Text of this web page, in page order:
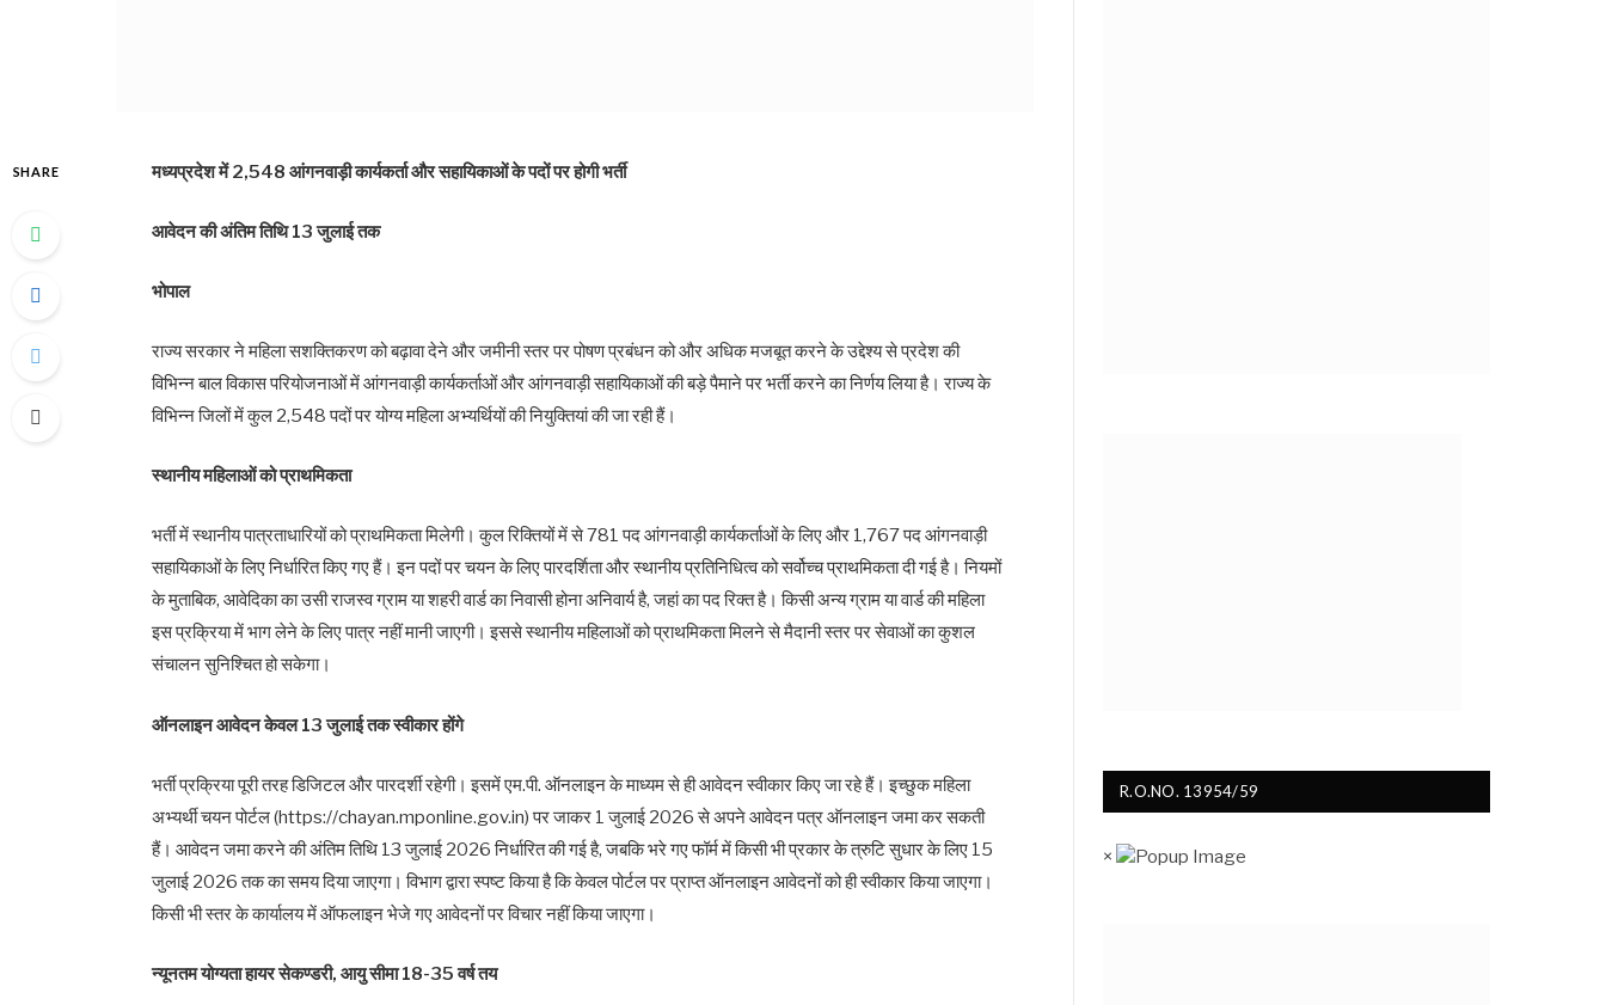
SHARE मध्यप्रदेश में 2,548 आंगनवाड़ी कार्यकर्ता और सहायिकाओं के पदों पर होगी भर्ती
आवेदन की अंतिम तिथि 13 जुलाई तक
भोपाल
राज्य सरकार ने महिला सशक्तिकरण को बढ़ावा देने और जमीनी स्तर पर पोषण प्रबंधन को और अधिक मजबूत करने के उद्देश्य से प्रदेश की
विभिन्न बाल विकास परियोजनाओं में आंगनवाड़ी कार्यकर्ताओं और आंगनवाड़ी सहायिकाओं की बड़े पैमाने पर भर्ती करने का निर्णय लिया है। राज्य के
विभिन्न जिलों में कुल 2,548 पदों पर योग्य महिला अभ्यर्थियों की नियुक्तियां की जा रही हैं।
स्थानीय महिलाओं को प्राथमिकता
भर्ती में स्थानीय पात्रताधारियों को प्राथमिकता मिलेगी। कुल रिक्तियों में से 781 पद आंगनवाड़ी कार्यकर्ताओं के लिए और 1,767 पद आंगनवाड़ी
सहायिकाओं के लिए निर्धारित किए गए हैं। इन पदों पर चयन के लिए पारदर्शिता और स्थानीय प्रतिनिधित्व को सर्वोच्च प्राथमिकता दी गई है। नियमों
के मुताबिक, आवेदिका का उसी राजस्व ग्राम या शहरी वार्ड का निवासी होना अनिवार्य है, जहां का पद रिक्त है। किसी अन्य ग्राम या वार्ड की महिला
इस प्रक्रिया में भाग लेने के लिए पात्र नहीं मानी जाएगी। इससे स्थानीय महिलाओं को प्राथमिकता मिलने से मैदानी स्तर पर सेवाओं का कुशल
संचालन सुनिश्चित हो सकेगा।
ऑनलाइन आवेदन केवल 13 जुलाई तक स्वीकार होंगे
भर्ती प्रक्रिया पूरी तरह डिजिटल और पारदर्शी रहेगी। इसमें एम.पी. ऑनलाइन के माध्यम से ही आवेदन स्वीकार किए जा रहे हैं। इच्छुक महिला
अभ्यर्थी चयन पोर्टल (https://chayan.mponline.gov.in) पर जाकर 1 जुलाई 2026 से अपने आवेदन पत्र ऑनलाइन जमा कर सकती
हैं। आवेदन जमा करने की अंतिम तिथि 13 जुलाई 2026 निर्धारित की गई है, जबकि भरे गए फॉर्म में किसी भी प्रकार के त्रुटि सुधार के लिए 15
जुलाई 2026 तक का समय दिया जाएगा। विभाग द्वारा स्पष्ट किया है कि केवल पोर्टल पर प्राप्त ऑनलाइन आवेदनों को ही स्वीकार किया जाएगा।
किसी भी स्तर के कार्यालय में ऑफलाइन भेजे गए आवेदनों पर विचार नहीं किया जाएगा।
न्यूनतम योग्यता हायर सेकण्डरी, आयु सीमा 18-35 वर्ष तय
R.O.NO. 13954/59
×